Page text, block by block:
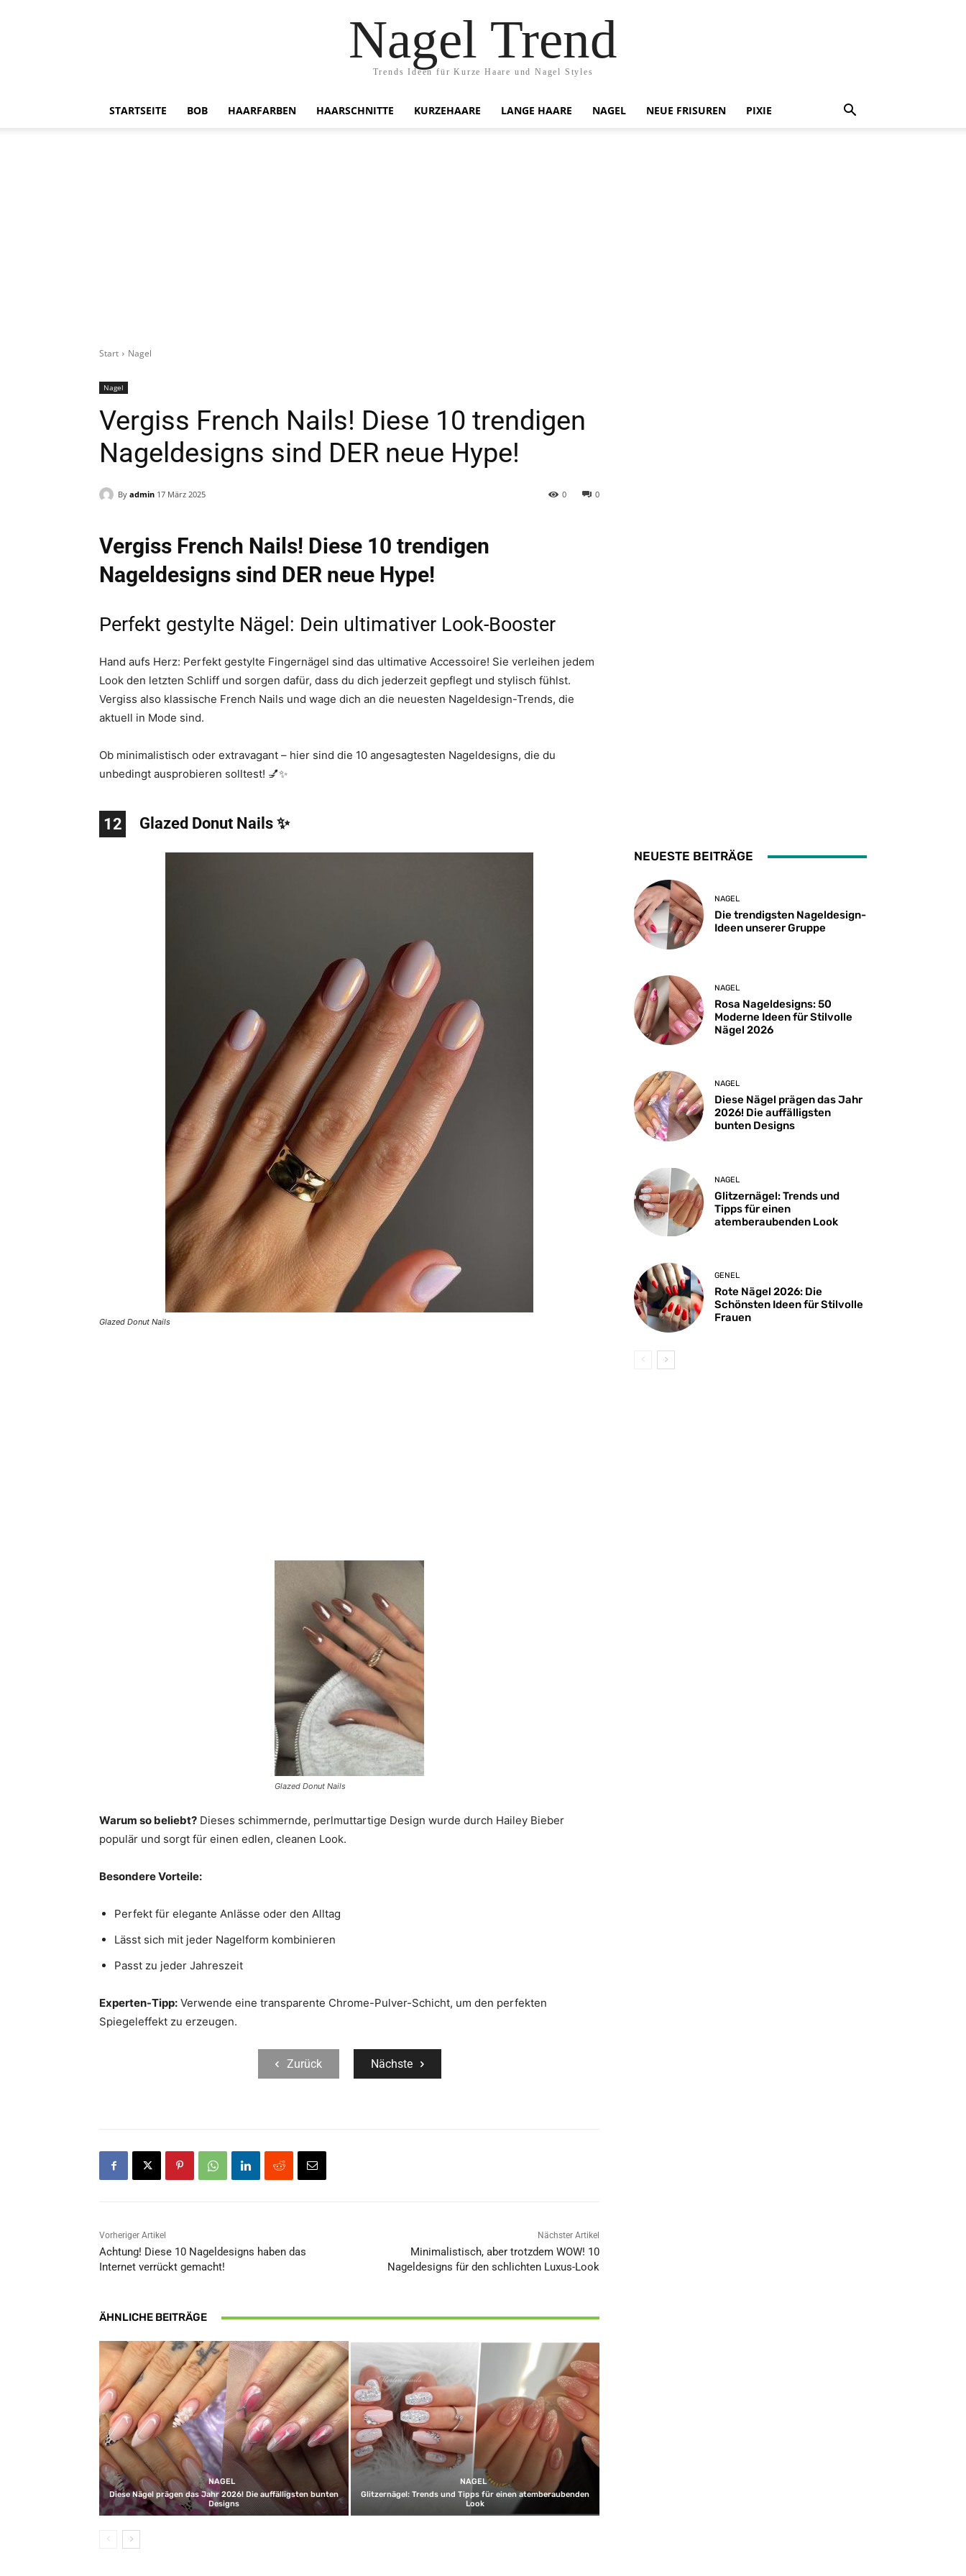
Nagel Trend
Trends Ideen für Kurze Haare und Nagel Styles
STARTSEITE BOB HAARFARBEN HAARSCHNITTE KURZEHAARE LANGE HAARE NAGEL NEUE FRISUREN PIXIE
Start Nagel
Nagel
Vergiss French Nails! Diese 10 trendigen
Nageldesigns sind DER neue Hype!
By admin 17 März 2025 0
0
Vergiss French Nails! Diese 10 trendigen
Nageldesigns sind DER neue Hype!
Perfekt gestylte Nägel: Dein ultimativer Look-Booster
Hand aufs Herz: Perfekt gestylte Fingernägel sind das ultimative Accessoire! Sie verleihen jedem
Look den letzten Schliff und sorgen dafür, dass du dich jederzeit gepflegt und stylisch fühlst.
Vergiss also klassische French Nails und wage dich an die neuesten Nageldesign-Trends, die
aktuell in Mode sind.
Ob minimalistisch oder extravagant – hier sind die 10 angesagtesten Nageldesigns, die du
unbedingt ausprobieren solltest! 💅✨
12 Glazed Donut Nails ✨
Glazed Donut Nails
Glazed Donut Nails
Warum so beliebt? Dieses schimmernde, perlmuttartige Design wurde durch Hailey Bieber
populär und sorgt für einen edlen, cleanen Look.
Besondere Vorteile:
Perfekt für elegante Anlässe oder den Alltag
Lässt sich mit jeder Nagelform kombinieren
Passt zu jeder Jahreszeit
Experten-Tipp: Verwende eine transparente Chrome-Pulver-Schicht, um den perfekten
Spiegeleffekt zu erzeugen.
Zurück Nächste
Vorheriger Artikel
Achtung! Diese 10 Nageldesigns haben das
Internet verrückt gemacht!
Nächster Artikel
Minimalistisch, aber trotzdem WOW! 10
Nageldesigns für den schlichten Luxus-Look
ÄHNLICHE BEITRÄGE
NAGEL
Diese Nägel prägen das Jahr 2026! Die auffälligsten bunten
Designs
NAGEL
Glitzernägel: Trends und Tipps für einen atemberaubenden
Look
NEUESTE BEITRÄGE
NAGEL
Die trendigsten Nageldesign-
Ideen unserer Gruppe
NAGEL
Rosa Nageldesigns: 50
Moderne Ideen für Stilvolle
Nägel 2026
NAGEL
Diese Nägel prägen das Jahr
2026! Die auffälligsten
bunten Designs
NAGEL
Glitzernägel: Trends und
Tipps für einen
atemberaubenden Look
GENEL
Rote Nägel 2026: Die
Schönsten Ideen für Stilvolle
Frauen